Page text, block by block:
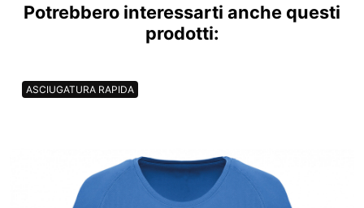
Potrebbero interessarti anche questi
prodotti:
ASCIUGATURA RAPIDA
CON 2 TASCHE